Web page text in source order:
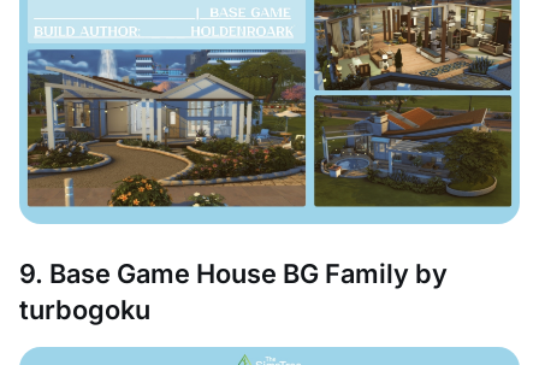
9. Base Game House BG Family by
turbogoku